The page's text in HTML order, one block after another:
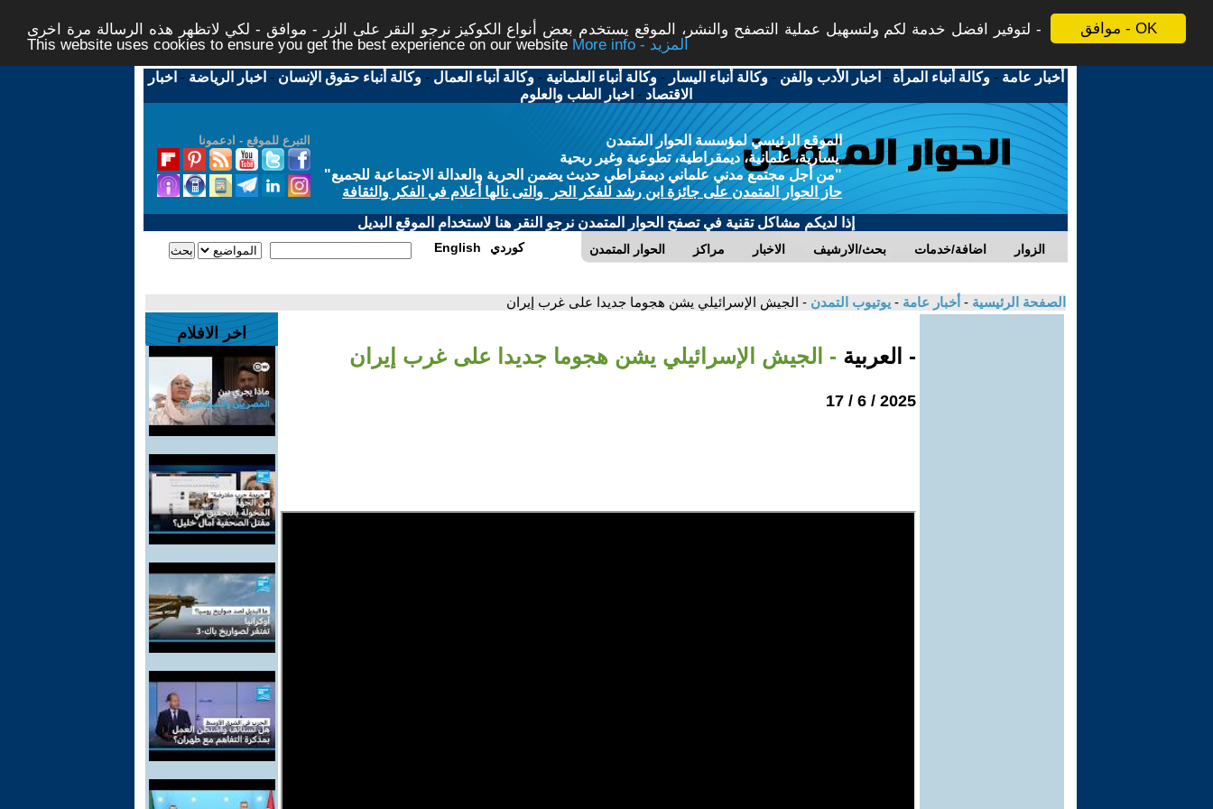
موافق - OK
لتوفير افضل خدمة لكم ولتسهيل عملية التصفح والنشر، الموقع يستخدم بعض أنواع الكوكيز نرجو النقر على الزر - موافق - لكي لاتظهر هذه الرسالة مرة اخرى -
This website uses cookies to ensure you get the best experience on our website
More info - المزيد
أخبار عامة -وكالة أنباء المرأة - اخبار الأدب والفن -وكالة أنباء اليسار -وكالة أنباء العلمانية -وكالة أنباء العمال -وكالة أنباء حقوق الإنسان - اخبار الرياضة - اخبار
الاقتصاد - اخبار الطب والعلوم
التبرع للموقع - ادعمونا
الموقع الرئيسي لمؤسسة الحوار المتمدن
يسارية، علمانية، ديمقراطية، تطوعية وغير ربحية
"من أجل مجتمع مدني علماني ديمقراطي حديث يضمن الحرية والعدالة الاجتماعية للجميع"
حاز الحوار المتمدن على جائزة ابن رشد للفكر الحر والتى نالها أعلام في الفكر والثقافة
إذا لديكم مشاكل تقنية في تصفح الحوار المتمدن نرجو النقر هنا لاستخدام الموقع البديل
الحوار المتمدن مراكز الاخبار بحث/الارشيف اضافة/خدمات الزوار English كوردي
الصفحة الرئيسية - أخبار عامة - يوتيوب التمدن - الجيش الإسرائيلي يشن هجوما جديدا على غرب إيران
- العربية - الجيش الإسرائيلي يشن هجوما جديدا على غرب إيران
2025 / 6 / 17
اخر الافلام